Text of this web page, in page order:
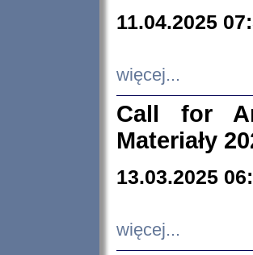
11.04.2025
więcej...
Call for
Materiały
13.03.2025
więcej...